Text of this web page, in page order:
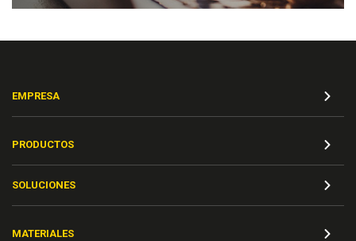
EMPRESA
PRODUCTOS
SOLUCIONES
MATERIALES